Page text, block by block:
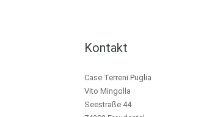
Kontakt
Case Terreni Puglia
Vito Mingolla
Seestraße 44